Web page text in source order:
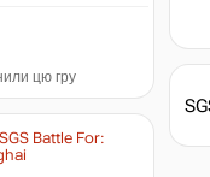
цю гру
Battle For: